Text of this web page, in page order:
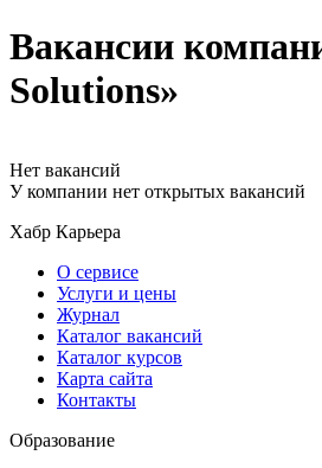
Вакансии
Solutions»
Нет вакансий
У компании нет открытых вакансий
Хабр Карьера
О сервисе
Услуги и цены
Журнал
Каталог вакансий
Каталог курсов
Карта сайта
Контакты
Образование